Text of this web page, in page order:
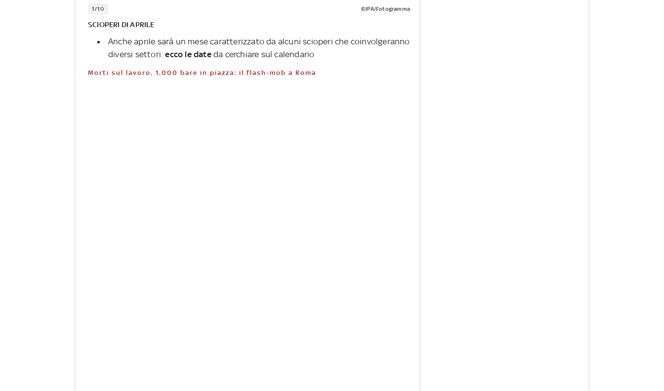
1/10 ©IPA/Fotogramma
SCIOPERI DI APRILE
Anche aprile sarà un mese caratterizzato da alcuni scioperi che coinvolgeranno
diversi settori: ecco le dateda cerchiare sul calendario
Morti sul lavoro, 1.000 bare in piazza: il flash-mob a Roma